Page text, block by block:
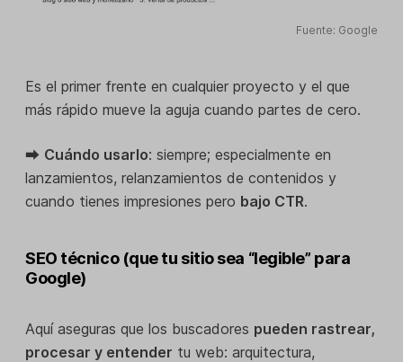
Fuente: Google
Es el primer frente en cualquier proyecto y el que
más rápido mueve la aguja cuando partes de cero.
⮕ Cuándo usarlo: siempre; especialmente en
lanzamientos, relanzamientos de contenidos y
cuando tienes impresiones pero bajo CTR.
SEO técnico (que tu sitio sea “legible” para
Google)
Aquí aseguras que los buscadores pueden rastrear,
procesar y entender tu web: arquitectura,